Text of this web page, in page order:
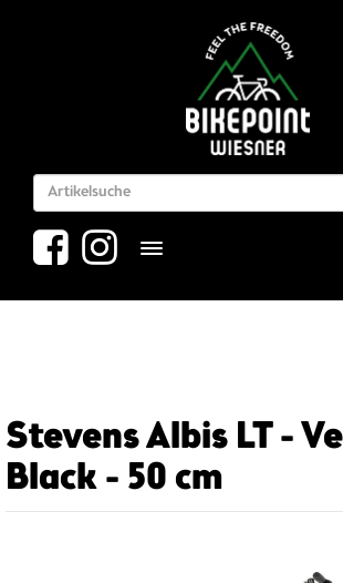
Toggle navigation
Stevens Albis LT -
Black - 50 cm